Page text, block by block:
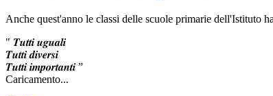
Anche quest'anno le classi delle scuole primarie dell'Istituto
" 𝑻𝒖𝒕𝒕𝒊 𝒖𝒈𝒖𝒂𝒍𝒊
𝑻𝒖𝒕𝒕𝒊 𝒅𝒊𝒗𝒆𝒓𝒔𝒊
𝑻𝒖𝒕𝒕𝒊 𝒊𝒎𝒑𝒐𝒓𝒕𝒂𝒏𝒕𝒊 ”
Caricamento...